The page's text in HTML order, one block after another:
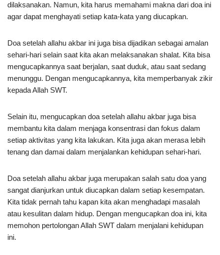
dilaksanakan. Namun, kita harus memahami makna dari doa ini
agar dapat menghayati setiap kata-kata yang diucapkan.
Doa setelah allahu akbar ini juga bisa dijadikan sebagai amalan
sehari-hari selain saat kita akan melaksanakan shalat. Kita bisa
mengucapkannya saat berjalan, saat duduk, atau saat sedang
menunggu. Dengan mengucapkannya, kita memperbanyak zikir
kepada Allah SWT.
Selain itu, mengucapkan doa setelah allahu akbar juga bisa
membantu kita dalam menjaga konsentrasi dan fokus dalam
setiap aktivitas yang kita lakukan. Kita juga akan merasa lebih
tenang dan damai dalam menjalankan kehidupan sehari-hari.
Doa setelah allahu akbar juga merupakan salah satu doa yang
sangat dianjurkan untuk diucapkan dalam setiap kesempatan.
Kita tidak pernah tahu kapan kita akan menghadapi masalah
atau kesulitan dalam hidup. Dengan mengucapkan doa ini, kita
memohon pertolongan Allah SWT dalam menjalani kehidupan
ini.